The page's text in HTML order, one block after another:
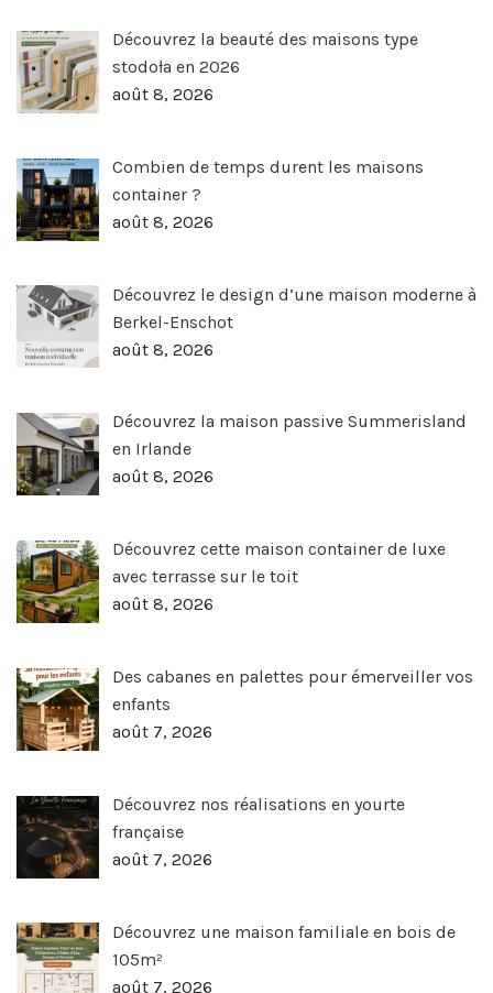
Découvrez la beauté des maisons type
stodoła en 2026
août 8, 2026
Combien de temps durent les maisons
container ?
août 8, 2026
Découvrez le design d’une maison moderne à
Berkel-Enschot
août 8, 2026
Découvrez la maison passive Summerisland
en Irlande
août 8, 2026
Découvrez cette maison container de luxe
avec terrasse sur le toit
août 8, 2026
Des cabanes en palettes pour émerveiller vos
enfants
août 7, 2026
Découvrez nos réalisations en yourte
française
août 7, 2026
Découvrez une maison familiale en bois de
105m²
août 7, 2026